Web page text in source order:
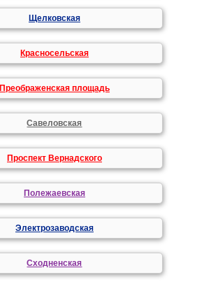
Щелковская
Красносельская
Преображенская площадь
Савеловская
Проспект Вернадского
Полежаевская
Электрозаводская
Сходненская